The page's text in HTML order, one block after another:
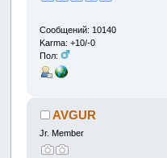
Сообщений: 10140
Karma: +10/-0
Пол:
AVGUR
Jr. Member